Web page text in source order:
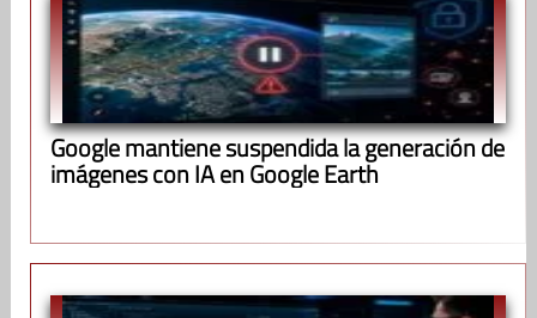
Google mantiene suspendida la generación de
imágenes con IA en Google Earth